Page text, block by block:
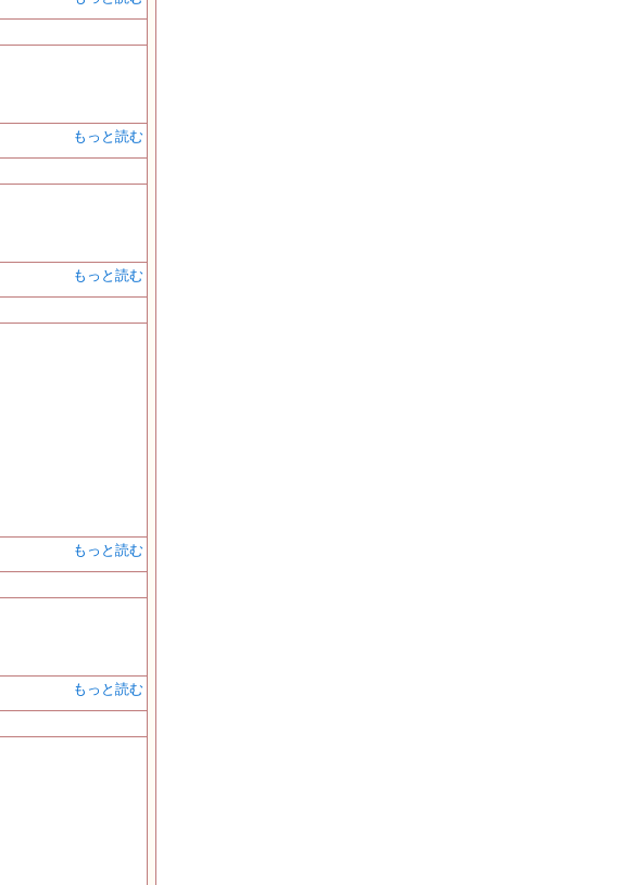
もっと読む
もっと読む
もっと読む
もっと読む